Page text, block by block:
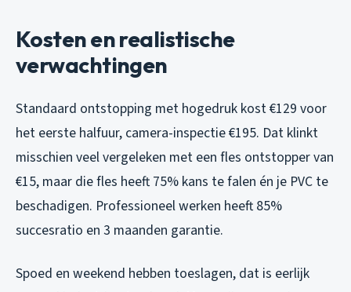
Kosten en realistische
verwachtingen
Standaard ontstopping met hogedruk kost €129 voor
het eerste halfuur, camera-inspectie €195. Dat klinkt
misschien veel vergeleken met een fles ontstopper van
€15, maar die fles heeft 75% kans te falen én je PVC te
beschadigen. Professioneel werken heeft 85%
succesratio en 3 maanden garantie.
Spoed en weekend hebben toeslagen, dat is eerlijk